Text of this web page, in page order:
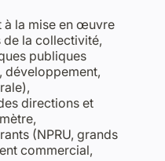
à la mise en œuvre
la collectivité,
publiques
développement,
directions et
(NPRU, grands
commercial,